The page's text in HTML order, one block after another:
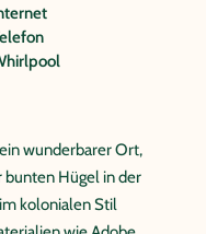
wunderbarer Ort,
bunten Hügel in der
kolonialen Stil